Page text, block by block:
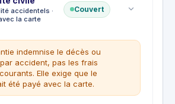
PAS COUVERT
accidentels ·
la carte
Couvert
indemnise le décès ou
accident, pas les frais
Elle exige que le
été payé avec la carte.